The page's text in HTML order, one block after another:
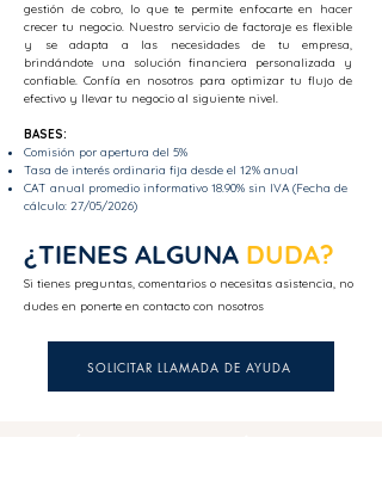
gestión de cobro, lo que te permite enfocarte en hacer
crecer tu negocio. Nuestro servicio de factoraje es flexible
y se adapta a las necesidades de tu empresa,
brindándote una solución financiera personalizada y
confiable. Confía en nosotros para optimizar tu flujo de
efectivo y llevar tu negocio al siguiente nivel.
BASES:
Comisión por apertura del 5%
Tasa de interés ordinaria fija desde el 12% anual
CAT anual promedio informativo 18.90% sin IVA (Fecha de
cálculo: 27/05/2026)
¿TIENES ALGUNA DUDA?
Si tienes preguntas, comentarios o necesitas asistencia, no
dudes en ponerte en contacto con nosotros
SOLICITAR LLAMADA DE AYUDA